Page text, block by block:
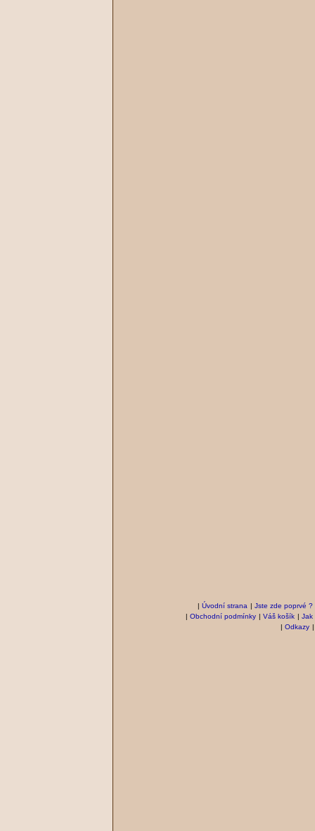
| Úvodní strana | Jste zde poprvé ?
| Obchodní podmínky | Váš košík | Jak
| Odkazy